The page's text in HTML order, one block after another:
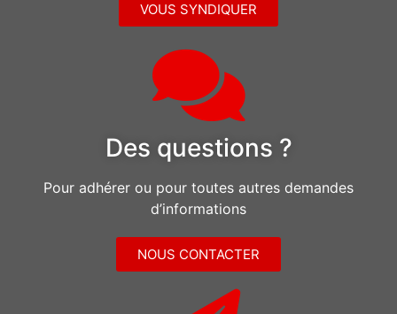
VOUS SYNDIQUER
Des questions ?
Pour adhérer ou pour toutes autres demandes
d’informations
NOUS CONTACTER